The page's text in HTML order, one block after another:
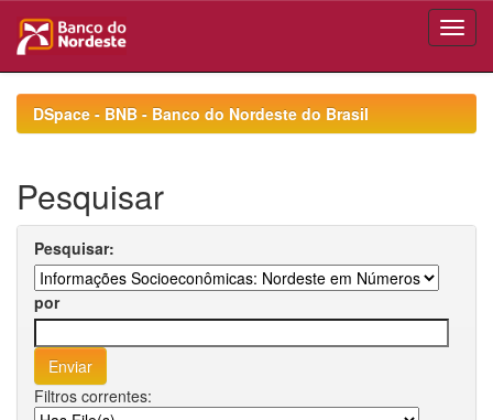
navigationDSpace - BNB - Banco do Nordeste do Brasil
Pesquisar
Pesquisar:
por
Filtros correntes: